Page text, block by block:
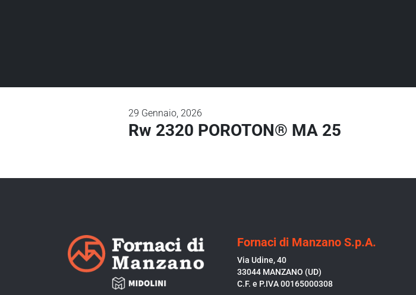
29 Gennaio, 2026
Rw 2320 POROTON® MA 25
Fornaci di Manzano S.p.A.
Via Udine, 40
33044 MANZANO (UD)
C.F. e P.IVA 00165000308